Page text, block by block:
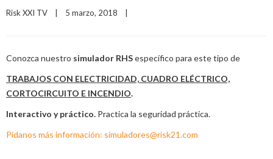
Risk XXI TV 5 marzo, 2018
Conozca nuestro simulador RHSespecífico para este tipo de
TRABAJOS CON ELECTRICIDAD, CUADRO ELÉCTRICO,
CORTOCIRCUITO E INCENDIO.
Interactivo y práctico. Practica la seguridad práctica.
Pídanos más información: simuladores@risk21.com